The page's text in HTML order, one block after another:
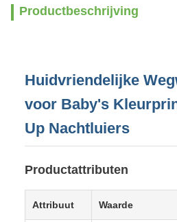
Productbeschrijving
Huidvriendelijke
voor Baby's
Up Nachtluiers
Productattributen
Attribuut Waarde